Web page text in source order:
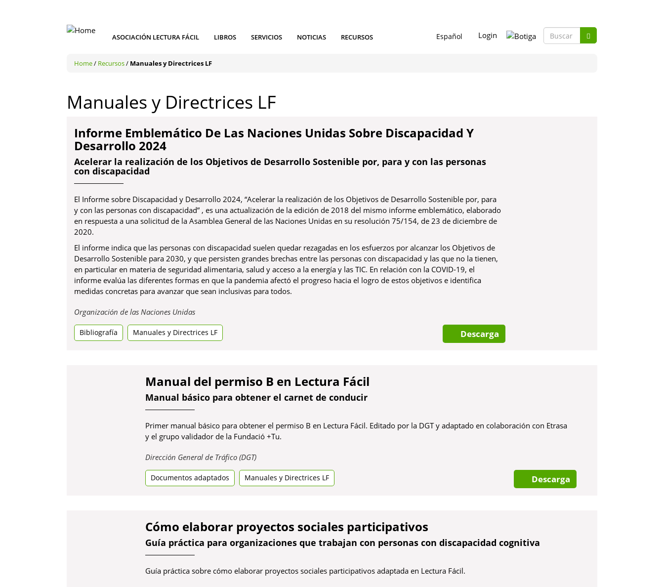
ASOCIACIÓN LECTURA FÁCIL LIBROS SERVICIOS NOTICIAS RECURSOS Login
Formulario
Home/ Recursos/ Manuales y Directrices LF
Manuales y Directrices LF
Informe Emblemático De Las Naciones Unidas Sobre Discapacidad Y
Desarrollo 2024
Acelerar la realización de los Objetivos de Desarrollo Sostenible por, para y con las personas
con discapacidad
El Informe sobre Discapacidad y Desarrollo 2024, “Acelerar la realización de los Objetivos de Desarrollo Sostenible por, para
y con las personas con discapacidad” , es una actualización de la edición de 2018 del mismo informe emblemático, elaborado
en respuesta a una solicitud de la Asamblea General de las Naciones Unidas en su resolución 75/154, de 23 de diciembre de
2020.
El informe indica que las personas con discapacidad suelen quedar rezagadas en los esfuerzos por alcanzar los Objetivos de
Desarrollo Sostenible para 2030, y que persisten grandes brechas entre las personas con discapacidad y las que no la tienen,
en particular en materia de seguridad alimentaria, salud y acceso a la energía y las TIC. En relación con la COVID-19, el
informe evalúa las diferentes formas en que la pandemia afectó el progreso hacia el logro de estos objetivos e identifica
medidas concretas para avanzar que sean inclusivas para todos.
Organización de las Naciones UnidasObre
en
una
pestanya
Bibliografía Manuales y Directrices LF Descarga
Manual del permiso B en Lectura Fácil
Manual básico para obtener el carnet de conducir
Primer manual básico para obtener el permiso B en Lectura Fácil. Editado por la DGT y adaptado en colaboración con Etrasa
y el grupo validador de la Fundació +Tu.
Dirección General de Tráfico (DGT)Obre
en
una
pestanya
Documentos adaptados Manuales y Directrices LF
Cómo elaborar proyectos sociales participativos
Guía práctica para organizaciones que trabajan con personas con discapacidad cognitiva
Guía práctica sobre cómo elaborar proyectos sociales participativos adaptada en Lectura Fácil.